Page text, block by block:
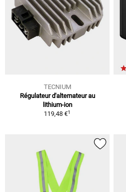
TECNIUM
Régulateur d'alternateur au
lithium-ion
119,48 €1